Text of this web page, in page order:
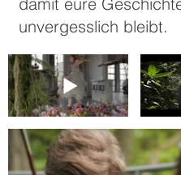
unvergesslich bleibt.